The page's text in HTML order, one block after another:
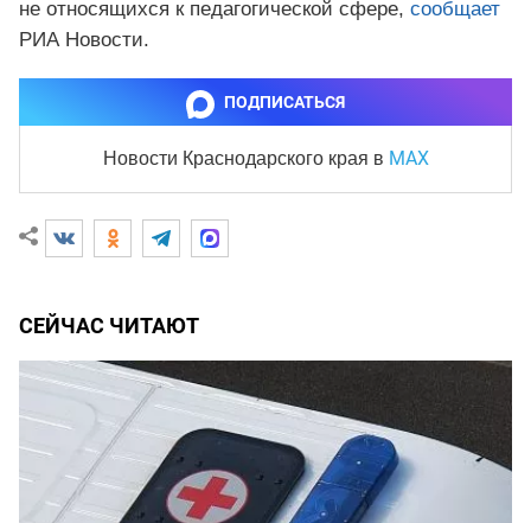
не относящихся к педагогической сфере, сообщает
РИА Новости.
ПОДПИСАТЬСЯ
Новости Краснодарского края в MAX
СЕЙЧАС ЧИТАЮТ